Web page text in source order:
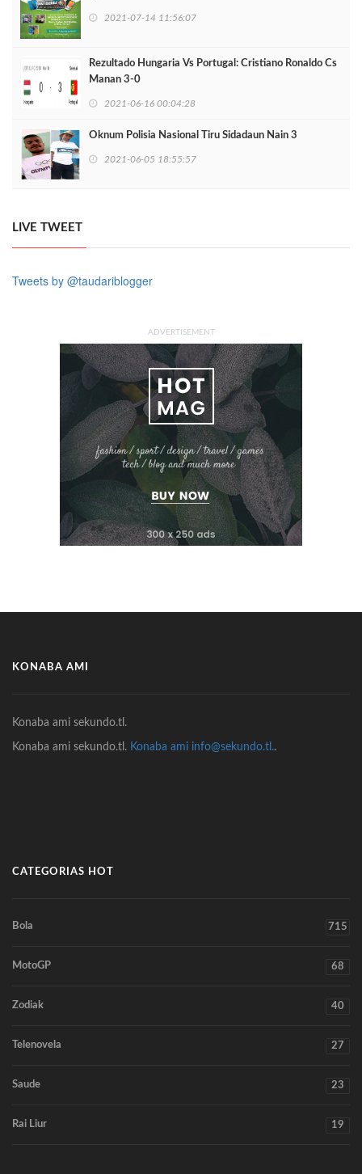
2021-07-14 11:56:07
Rezultado Hungaria Vs Portugal: Cristiano Ronaldo Cs
Manan 3-0
2021-06-16 00:04:28
Oknum Polisia Nasional Tiru Sidadaun Nain 3
2021-06-05 18:55:57
LIVE TWEET
Tweets by @taudariblogger
ADVERTISEMENT
KONABA AMI
Konaba ami sekundo.tl.
Konaba ami sekundo.tl. Konaba ami info@sekundo.tl..
CATEGORIAS HOT
Bola 715
MotoGP 68
Zodiak 40
Telenovela 27
Saude 23
Rai Liur 19